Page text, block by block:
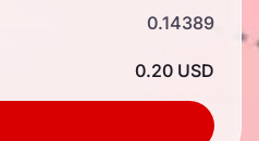
0.14389
0.20 USD